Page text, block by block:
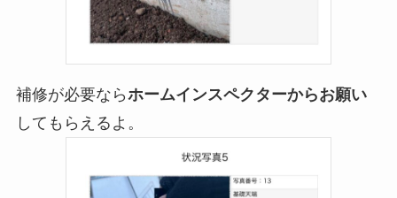
補修が必要ならホームインスペクターからお願い
してもらえるよ。